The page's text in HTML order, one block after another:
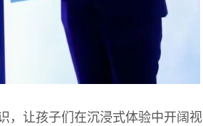
让孩子们在沉浸式体验中开阔视